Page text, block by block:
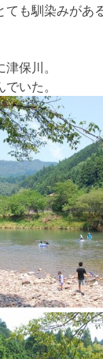
ても馴染みがあ
保川。
いた。